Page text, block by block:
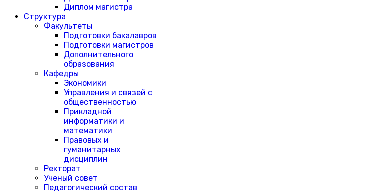
Диплом магистра
Структура
Факультеты
Подготовки бакалавров
Подготовки магистров
Дополнительного
образования
Кафедры
Экономики
Управления и связей с
общественностью
Прикладной
информатики и
математики
Правовых и
гуманитарных
дисциплин
Ректорат
Ученый совет
Педагогический состав